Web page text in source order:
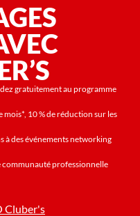
gratuitement au programme
10 % de réduction sur les
à des événements networking
communauté professionnelle
Cluber's